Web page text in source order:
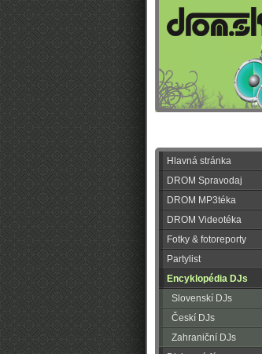
Hlavná stránka
DROM Spravodaj
DROM MP3téka
DROM Videotéka
Fotky & fotoreporty
Partylist
Encyklopédia DJs
Slovenskí DJs
Českí DJs
Zahraniční DJs